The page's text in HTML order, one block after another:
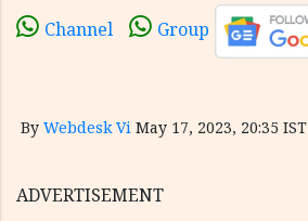
Channel Group
By Webdesk Vi May 17, 2023, 20:35 IST
ADVERTISEMENT